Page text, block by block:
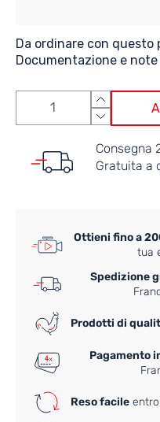
Da ordinare con questo
Documentazione e note
Consegna
Gratuita a
Ottieni fino a
tua
Spedizione
Prodotti di
Pagamento
Reso facile